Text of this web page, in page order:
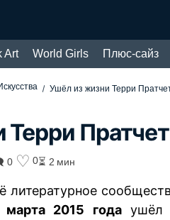
Art World Girls Плюс-сайз
Ушёл из жизни Терри
0 ♡ 0⏳ 2 мин
литературное
марта 2015 годаушёл